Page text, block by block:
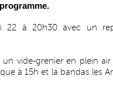
22 à 20h30 avec un
vide-grenier en plein air
à 15h et la bandas les